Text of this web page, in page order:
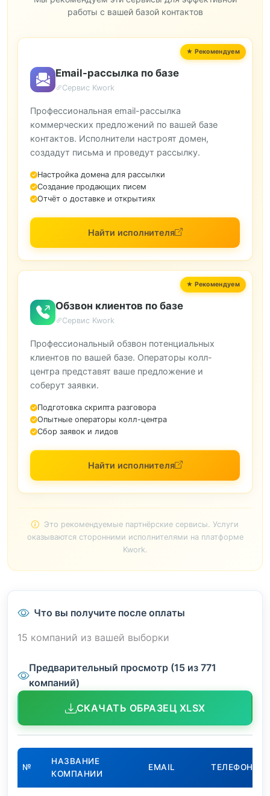
работы с вашей базой контактов
Email-рассылка по базе
Сервис Kwork
Профессиональная email-рассылка
коммерческих предложений по вашей базе
контактов. Исполнители настроят домен,
создадут письма и проведут рассылку.
Настройка домена для рассылки
Создание продающих писем
Отчёт о доставке и открытиях
Найти исполнителя
Обзвон клиентов по базе
Сервис Kwork
Профессиональный обзвон потенциальных
клиентов по вашей базе. Операторы колл-
центра представят ваше предложение и
соберут заявки.
Подготовка скрипта разговора
Опытные операторы колл-центра
Сбор заявок и лидов
Найти исполнителя
Это рекомендуемые партнёрские сервисы. Услуги
оказываются сторонними исполнителями на платформе
Kwork.
Что вы получите после оплаты
15 компаний из вашей выборки
Предварительный просмотр (15 из 771
компаний)
СКАЧАТЬ ОБРАЗЕЦ XLSX
№
НАЗВАНИЕ
КОМПАНИИ
EMAIL ТЕЛЕФОН